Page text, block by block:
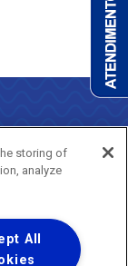
Reservados.
storing of
analyze
All